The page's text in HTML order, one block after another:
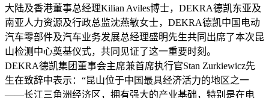
大陆及香港董事总经理Kilian Aviles博士，DEKRA德凯东亚及
南亚人力资源及行政总监沈燕敏女士，DEKRA德凯中国电动
汽车零部件及汽车业务发展总经理盛明先生共同出席了本次昆
山检测中心奠基仪式，共同见证了这一重要时刻。
DEKRA德凯集团董事会主席兼首席执行官Stan Zurkiewicz先
生在致辞中表示：“昆山位于中国最具经济活力的地区之一
——长江三角洲经济区，拥有强大的产业基础，特别是在电